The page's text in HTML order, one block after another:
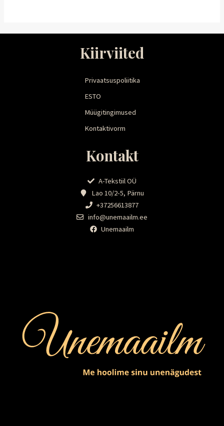
Kiirviited
Privaatsuspoliitika
ESTO
Müügitingimused
Kontaktivorm
Kontakt
A-Tekstiil OÜ
Lao 10/2-5, Pärnu
+37256613877
info@unemaailm.ee
Unemaailm